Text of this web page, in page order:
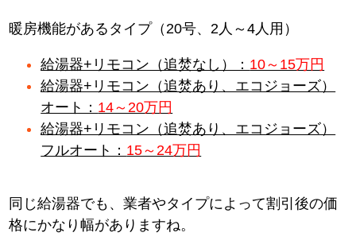
暖房機能があるタイプ（20号、2人～4人用）
給湯器+リモコン（追焚なし）： 10～15万円
給湯器+リモコン（追焚あり、エコジョーズ）
オート： 14～20万円
給湯器+リモコン（追焚あり、エコジョーズ）
フルオート： 15～24万円
同じ給湯器でも、業者やタイプによって割引後の価
格にかなり幅がありますね。